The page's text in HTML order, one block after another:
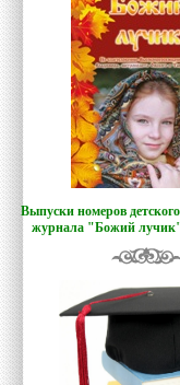
Выпуски номеров
журнала "Божий лучик